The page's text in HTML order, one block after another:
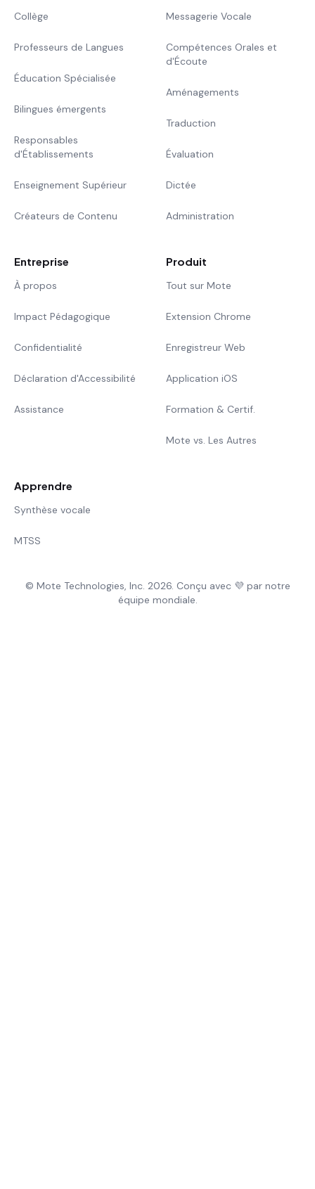
Collège
Professeurs de Langues
Éducation Spécialisée
Bilingues émergents
Responsables
d'Établissements
Enseignement Supérieur
Créateurs de Contenu
Messagerie Vocale
Compétences Orales et
d'Écoute
Aménagements
Traduction
Évaluation
Dictée
Administration
Entreprise
À propos
Impact Pédagogique
Confidentialité
Déclaration d'Accessibilité
Assistance
Produit
Tout sur Mote
Extension Chrome
Enregistreur Web
Application iOS
Formation & Certif.
Mote vs. Les Autres
Apprendre
Synthèse vocale
MTSS
© Mote Technologies, Inc. 2026. Conçu avec 💜 par notre
équipe mondiale.